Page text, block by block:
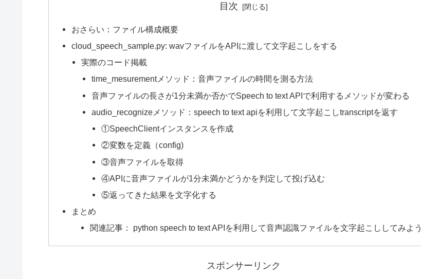
目次
おさらい：ファイル構成概要
cloud_speech_sample.py: wavファイルをAPIに渡して文字起こしをする
実際のコード掲載
time_mesurementメソッド：音声ファイルの時間を測る方法
音声ファイルの長さが1分未満か否かでSpeech to text APIで利用するメソッドが変わる
audio_recognizeメソッド：speech to text apiを利用して文字起こしtranscriptを返す
①SpeechClientインスタンスを作成
②変数を定義（config)
③音声ファイルを取得
④APIに音声ファイルが1分未満かどうかを判定して投げ込む
⑤返ってきた結果を文字化する
まとめ
関連記事： python speech to text APIを利用して音声認識ファイルを文字起こししてみよう
スポンサーリンク